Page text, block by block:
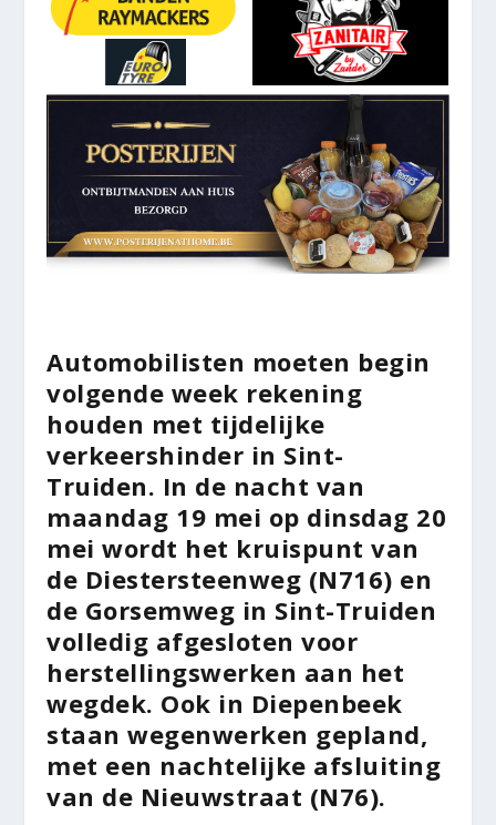
Automobilisten moeten begin
volgende week rekening
houden met tijdelijke
verkeershinder in Sint-
Truiden. In de nacht van
maandag 19 mei op dinsdag 20
mei wordt het kruispunt van
de Diestersteenweg (N716) en
de Gorsemweg in Sint-Truiden
volledig afgesloten voor
herstellingswerken aan het
wegdek. Ook in Diepenbeek
staan wegenwerken gepland,
met een nachtelijke afsluiting
van de Nieuwstraat (N76).